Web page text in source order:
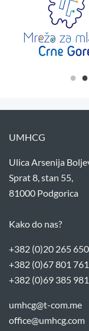
UMHCG
Ulica Arsenija
Sprat 8, stan 55,
81000 Podgorica
Kako do nas?
+382 (0)20 265 650
+382 (0)67 801 761
+382 (0)69 385 981
umhcg@t-com.me
office@umhcg.com